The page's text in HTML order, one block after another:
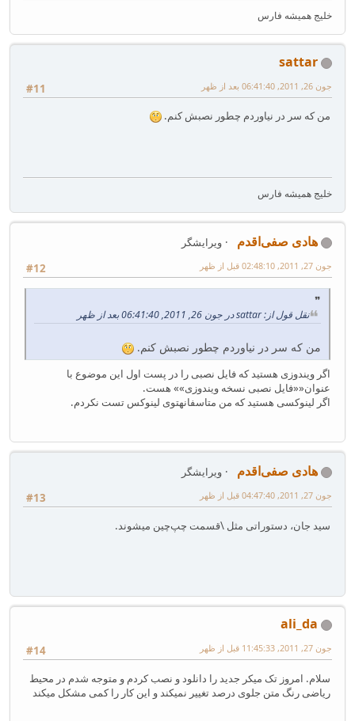
خلیج همیشه فارس
sattar
#11 جون 26, 2011, 06:41:40 بعد از ظهر
من که سر در نیاوردم چطور نصبش کنم.
خلیج همیشه فارس
هادی صفی‌اقدم
ویرایشگر
#12
جون 27, 2011, 02:48:10 قبل از ظهر
نقل قول از: sattar در جون 26, 2011, 06:41:40 بعد از ظهر
من که سر در نیاوردم چطور نصبش کنم.
اگر ویندوزی هستید که فایل نصبی را در پست اول این موضوع با
عنوان««فایل نصبی نسخه ویندوزی»» هست.
اگر لینوکسی هستید که من متاسفانهتوی لینوکس تست نکردم.
هادی صفی‌اقدم
ویرایشگر
#13
جون 27, 2011, 04:47:40 قبل از ظهر
سید جان، دستوراتی مثل \قسمت چپ‌چین میشوند.
ali_da
#14 جون 27, 2011, 11:45:33 قبل از ظهر
سلام. امروز تک میکر جدید را دانلود و نصب کردم و متوجه شدم در محیط
ریاضی رنگ متن جلوی درصد تغییر نمیکند و این کار را کمی مشکل میکند